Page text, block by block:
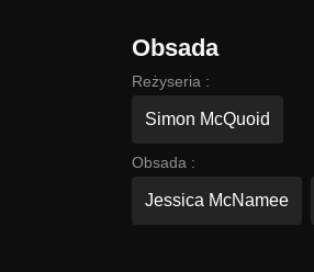
Obsada
Reżyseria :
Simon McQuoid
Obsada :
Jessica McNamee